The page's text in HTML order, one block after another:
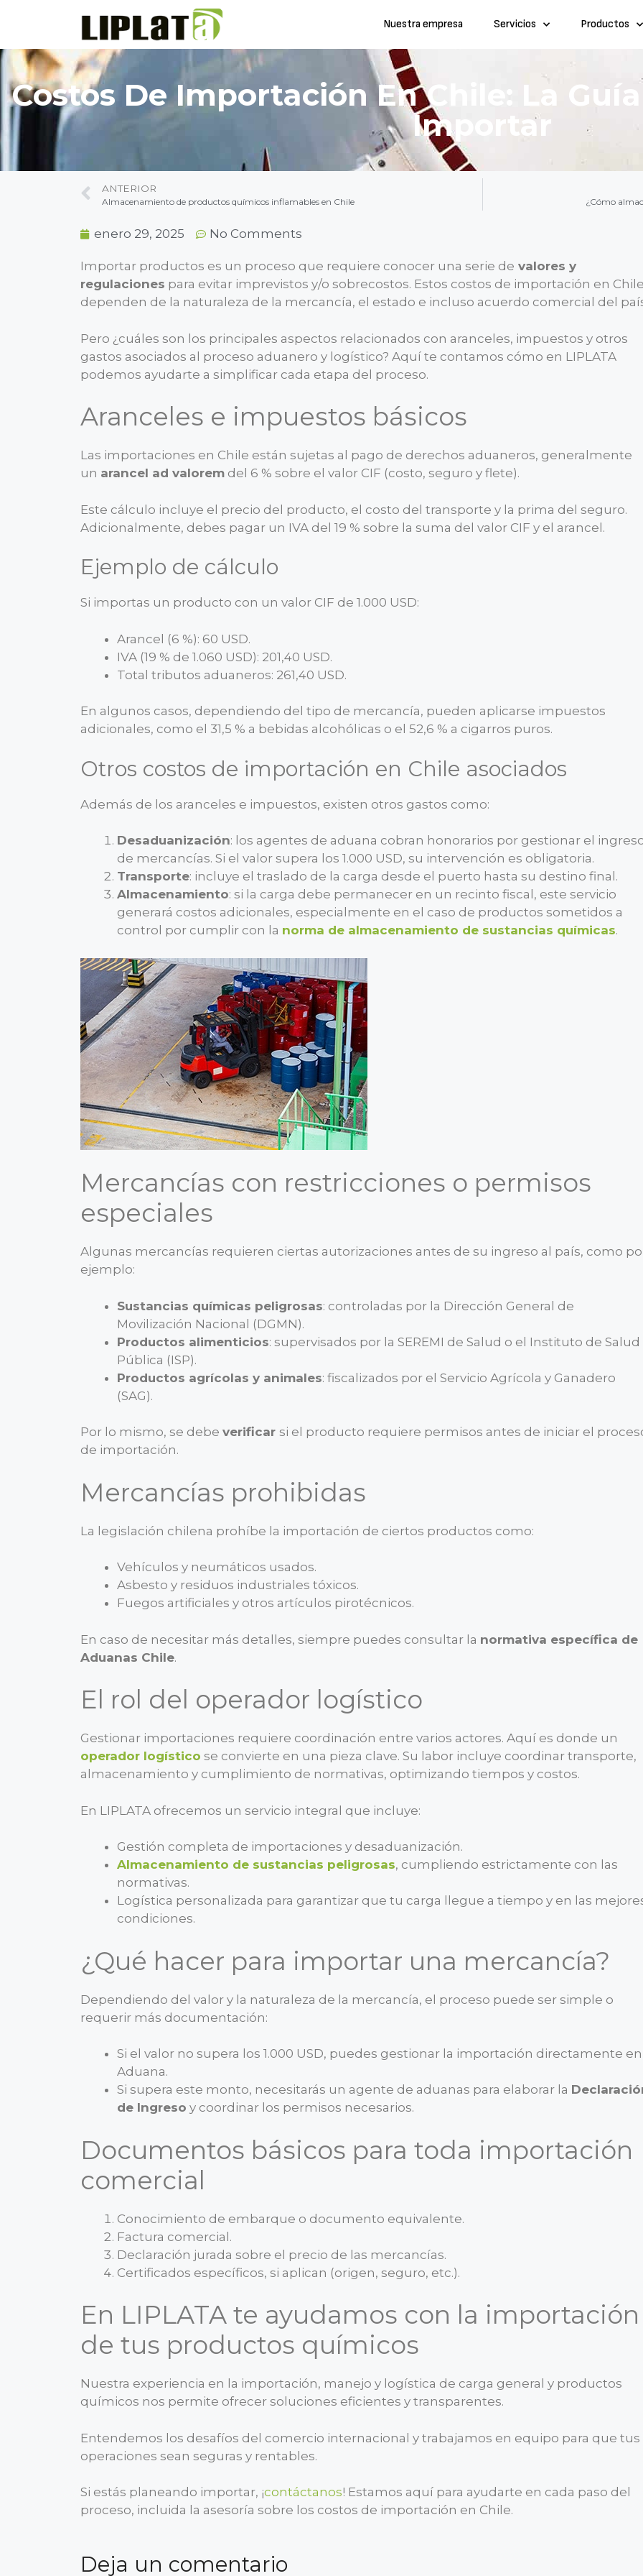
Nuestra empresa Servicios Productos
Costos De Importación En Chile: La
Importar
ANTERIOR
Almacenamiento de productos químicos inflamables en Chile ¿Cómo
enero 29, 2025 No Comments
Importar productos es un proceso que requiere conocer una serie de valores y
regulaciones para evitar imprevistos y/o sobrecostos. Estos costos de importación en
dependen de la naturaleza de la mercancía, el estado e incluso acuerdo comercial del
Pero ¿cuáles son los principales aspectos relacionados con aranceles, impuestos y otros
gastos asociados al proceso aduanero y logístico? Aquí te contamos cómo en LIPLATA
podemos ayudarte a simplificar cada etapa del proceso.
Aranceles e impuestos básicos
Las importaciones en Chile están sujetas al pago de derechos aduaneros, generalmente
un arancel ad valorem del 6 % sobre el valor CIF (costo, seguro y flete).
Este cálculo incluye el precio del producto, el costo del transporte y la prima del seguro.
Adicionalmente, debes pagar un IVA del 19 % sobre la suma del valor CIF y el arancel.
Ejemplo de cálculo
Si importas un producto con un valor CIF de 1.000 USD:
Arancel (6 %): 60 USD.
IVA (19 % de 1.060 USD): 201,40 USD.
Total tributos aduaneros: 261,40 USD.
En algunos casos, dependiendo del tipo de mercancía, pueden aplicarse impuestos
adicionales, como el 31,5 % a bebidas alcohólicas o el 52,6 % a cigarros puros.
Otros costos de importación en Chile asociados
Además de los aranceles e impuestos, existen otros gastos como:
Desaduanización: los agentes de aduana cobran honorarios por gestionar el
de mercancías. Si el valor supera los 1.000 USD, su intervención es obligatoria.
Transporte: incluye el traslado de la carga desde el puerto hasta su destino final.
Almacenamiento: si la carga debe permanecer en un recinto fiscal, este servicio
generará costos adicionales, especialmente en el caso de productos sometidos a
control por cumplir con la norma de almacenamiento de sustancias químicas.
Mercancías con restricciones o permisos
especiales
Algunas mercancías requieren ciertas autorizaciones antes de su ingreso al país, como
ejemplo:
Sustancias químicas peligrosas: controladas por la Dirección General de
Movilización Nacional (DGMN).
Productos alimenticios: supervisados por la SEREMI de Salud o el Instituto de Salud
Pública (ISP).
Productos agrícolas y animales: fiscalizados por el Servicio Agrícola y Ganadero
(SAG).
Por lo mismo, se debe verificar si el producto requiere permisos antes de iniciar el
de importación.
Mercancías prohibidas
La legislación chilena prohíbe la importación de ciertos productos como:
Vehículos y neumáticos usados.
Asbesto y residuos industriales tóxicos.
Fuegos artificiales y otros artículos pirotécnicos.
En caso de necesitar más detalles, siempre puedes consultar la normativa específica de
Aduanas Chile.
El rol del operador logístico
Gestionar importaciones requiere coordinación entre varios actores. Aquí es donde un
operador logístico se convierte en una pieza clave. Su labor incluye coordinar transporte,
almacenamiento y cumplimiento de normativas, optimizando tiempos y costos.
En LIPLATA ofrecemos un servicio integral que incluye:
Gestión completa de importaciones y desaduanización.
Almacenamiento de sustancias peligrosas, cumpliendo estrictamente con las
normativas.
Logística personalizada para garantizar que tu carga llegue a tiempo y en las
condiciones.
¿Qué hacer para importar una mercancía?
Dependiendo del valor y la naturaleza de la mercancía, el proceso puede ser simple o
requerir más documentación:
Si el valor no supera los 1.000 USD, puedes gestionar la importación directamente en
Aduana.
Si supera este monto, necesitarás un agente de aduanas para elaborar la
de Ingreso y coordinar los permisos necesarios.
Documentos básicos para toda importación
comercial
Conocimiento de embarque o documento equivalente.
Factura comercial.
Declaración jurada sobre el precio de las mercancías.
Certificados específicos, si aplican (origen, seguro, etc.).
En LIPLATA te ayudamos con la importación
de tus productos químicos
Nuestra experiencia en la importación, manejo y logística de carga general y productos
químicos nos permite ofrecer soluciones eficientes y transparentes.
Entendemos los desafíos del comercio internacional y trabajamos en equipo para que tus
operaciones sean seguras y rentables.
Si estás planeando importar, ¡contáctanos! Estamos aquí para ayudarte en cada paso del
proceso, incluida la asesoría sobre los costos de importación en Chile.
Deja un comentario